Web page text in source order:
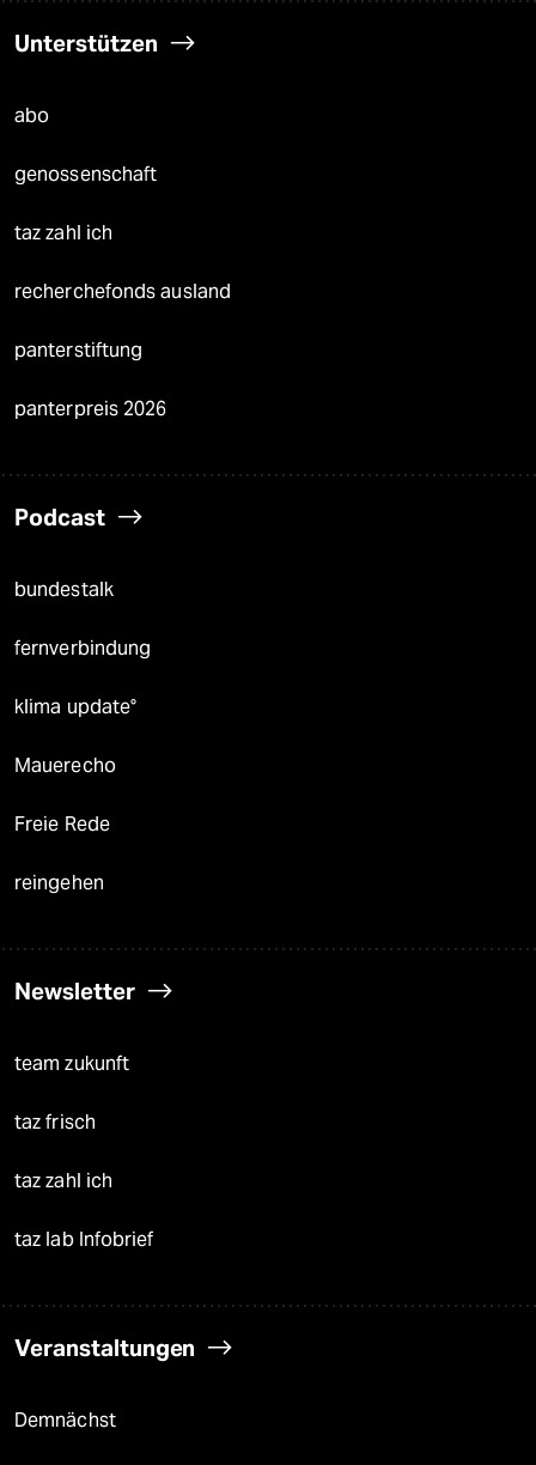
Unterstützen
abo
genossenschaft
taz zahl ich
recherchefonds ausland
panterstiftung
panterpreis 2026
Podcast
bundestalk
fernverbindung
klima update°
Mauerecho
Freie Rede
reingehen
Newsletter
team zukunft
taz frisch
taz zahl ich
taz lab Infobrief
Veranstaltungen
Demnächst